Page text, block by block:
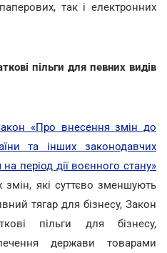
так і електронних
пільги для певних видів
«Про внесення змін до
та інших законодавчих
період дії воєнного стану»
змін, які суттєво зменшують
тягар для бізнесу, Закон
пільги для бізнесу,
держави товарами